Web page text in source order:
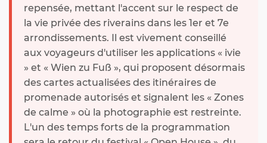
repensée, mettant l'accent sur le respect de
la vie privée des riverains dans les 1er et 7e
arrondissements. Il est vivement conseillé
aux voyageurs d'utiliser les applications « ivie
» et « Wien zu Fuß », qui proposent désormais
des cartes actualisées des itinéraires de
promenade autorisés et signalent les « Zones
de calme » où la photographie est restreinte.
L'un des temps forts de la programmation